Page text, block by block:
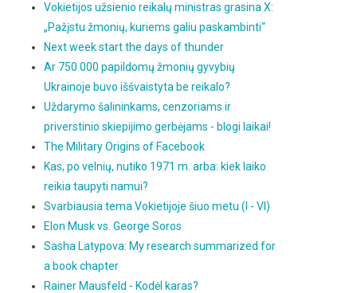
Vokietijos užsienio reikalų ministras grasina X:
„Pažįstu žmonių, kuriems galiu paskambinti“
Next week start the days of thunder
Ar 750 000 papildomų žmonių gyvybių
Ukrainoje buvo iššvaistyta be reikalo?
Uždarymo šalininkams, cenzoriams ir
priverstinio skiepijimo gerbėjams - blogi laikai!
The Military Origins of Facebook
Kas, po velnių, nutiko 1971 m. arba: kiek laiko
reikia taupyti namui?
Svarbiausia tema Vokietijoje šiuo metu (I - VI)
Elon Musk vs. George Soros
Sasha Latypova: My research summarized for
a book chapter
Rainer Mausfeld - Kodėl karas?